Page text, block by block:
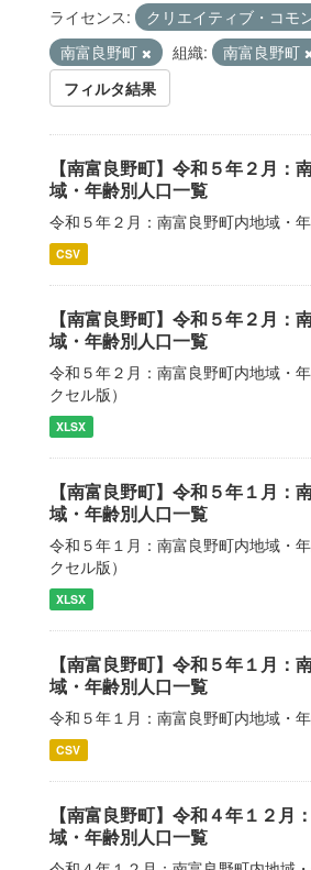
ライセンス: クリエイティブ・コモ
南富良野町
組織:
南富良野町
フィルタ結果
【南富良野町】令和５年２月：
域・年齢別人口一覧
令和５年２月：南富良野町内地域・
CSV
【南富良野町】令和５年２月：
域・年齢別人口一覧
令和５年２月：南富良野町内地域・
クセル版）
XLSX
【南富良野町】令和５年１月：
域・年齢別人口一覧
令和５年１月：南富良野町内地域・
クセル版）
XLSX
【南富良野町】令和５年１月：
域・年齢別人口一覧
令和５年１月：南富良野町内地域・
CSV
【南富良野町】令和４年１２月
域・年齢別人口一覧